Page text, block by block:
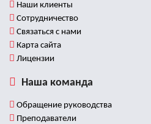
Наши клиенты
Сотрудничество
Связаться с нами
Карта сайта
Лицензии
Наша команда
Обращение руководства
Преподаватели